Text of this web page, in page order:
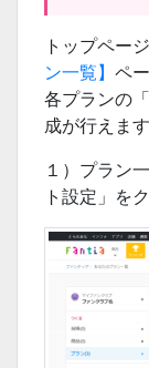
トップペー
ン一覧】 ペ
各プランの
成が行えます
１）プラン
ト設定」を